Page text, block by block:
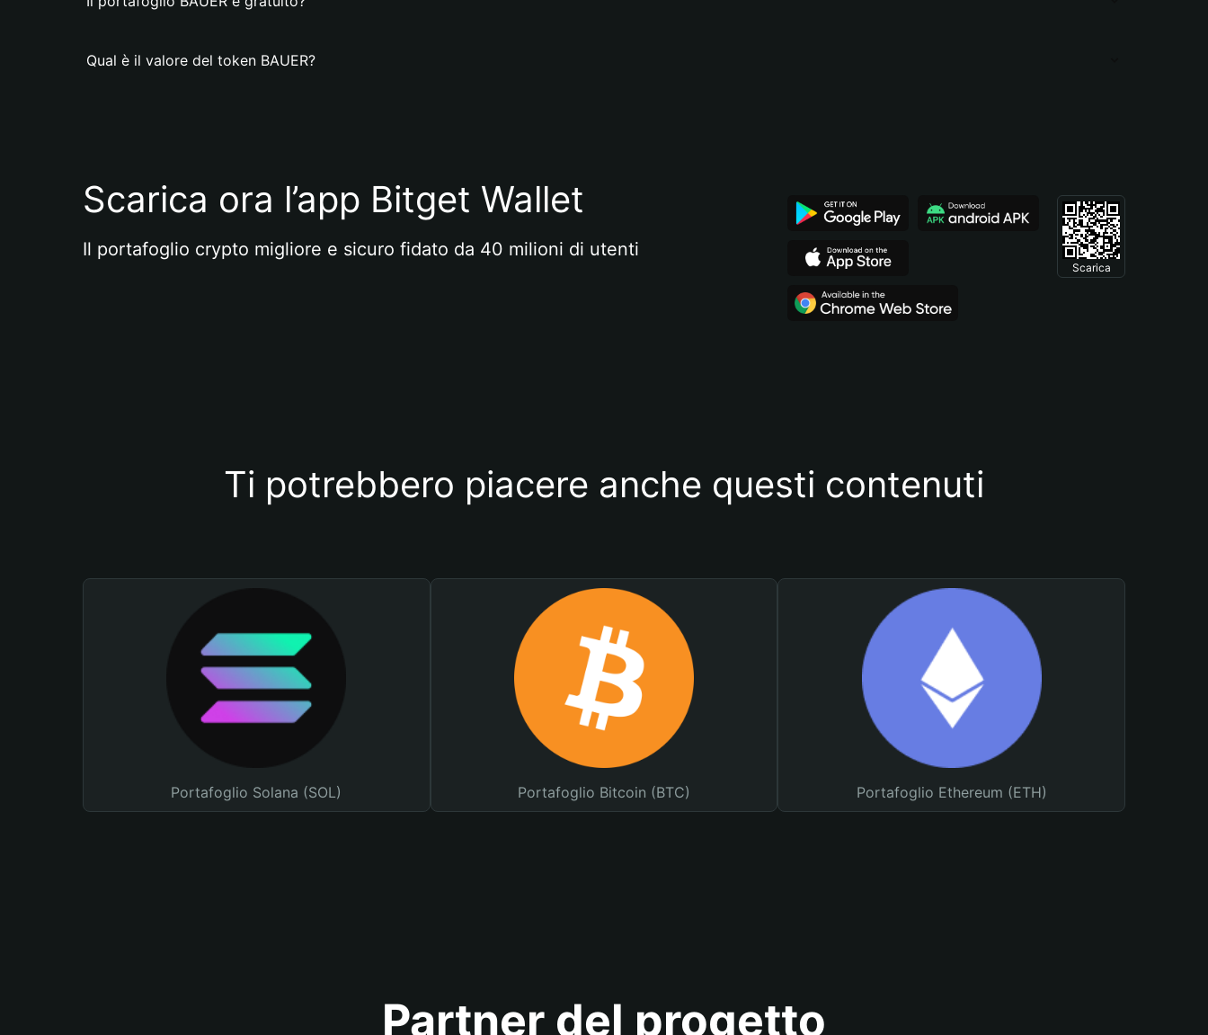
Qual è il valore del token BAUER?
Scarica ora l’app Bitget Wallet
Il portafoglio crypto migliore e sicuro fidato da 40 milioni di utenti
Scarica
Ti potrebbero piacere anche questi contenuti
Portafoglio Solana (SOL) Portafoglio Bitcoin (BTC) Portafoglio Ethereum (ETH)
Partner del progetto